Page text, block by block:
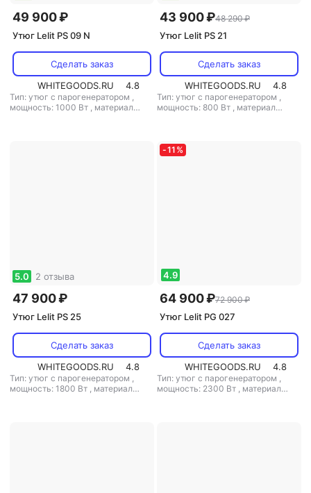
49 900 ₽
Утюг Lelit PS 09 N
Сделать заказ
WHITEGOODS.RU
4.8
Тип: утюг с парогенератором ,
мощность: 1000 Вт , материал
43 900 ₽48 290 ₽
Утюг Lelit PS 21
Сделать заказ
WHITEGOODS.RU
4.8
Тип: утюг с парогенератором ,
мощность: 800 Вт , материал
5.0 2 отзыва
47 900 ₽
Утюг Lelit PS 25
Сделать заказ
WHITEGOODS.RU
4.8
Тип: утюг с парогенератором ,
мощность: 1800 Вт , материал
-11 %
4.9
64 900 ₽72 900 ₽
Утюг Lelit PG 027
Сделать заказ
WHITEGOODS.RU
4.8
Тип: утюг с парогенератором ,
мощность: 2300 Вт , материал